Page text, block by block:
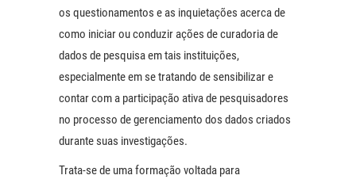
os questionamentos e as inquietações acerca de
como iniciar ou conduzir ações de curadoria de
dados de pesquisa em tais instituições,
especialmente em se tratando de sensibilizar e
contar com a participação ativa de pesquisadores
no processo de gerenciamento dos dados criados
durante suas investigações.
Trata-se de uma formação voltada para